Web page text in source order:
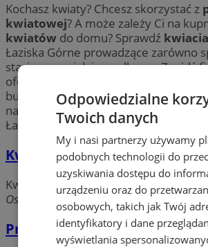
Kochasz kwiaty? Chcesz skorzystać z
kwiatowej? A może zależy Ci na
kwiatów do domu? Sprawdź
Łaziska Górne prowadzące zarówno
stacjonarną, jak i wysyłkową. Znajdź
oferującą niepowtarzalne kompozycje
bukiety okolicznościowe i wieńce.
najpiękniejszych kwiatów, stroików
Łazisk.
Kwiaciarnia ESZEWERIA
Kwiaciarnie
Os. Centrum, 43-180 Łaziska
Pracownia Florystyczna
Odpowiedzialne
Twoich danych
My i nasi partnerzy używamy
podobnych technologii do
uzyskiwania dostępu do
urządzeniu oraz do
osobowych, takich jak Twój
identyfikatory i dane
wyświetlania